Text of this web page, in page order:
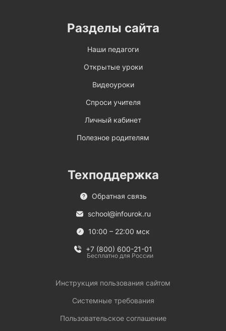
Разделы сайта
Наши педагоги
Открытые уроки
Видеоуроки
Спроси учителя
Личный кабинет
Полезное родителям
Техподдержка
Обратная связь
school@infourok.ru
10:00 – 22:00 мск
+7 (800) 600-21-01
Бесплатно для России
Инструкция пользования сайтом
Системные требования
Пользовательское соглашение